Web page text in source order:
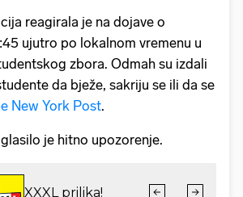
reagirala je na dojave o
ujutro po lokalnom vremenu u
zbora. Odmah su izdali
da bježe, sakriju se ili da se
New York Post.
je hitno upozorenje.